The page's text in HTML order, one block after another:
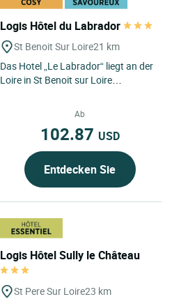
Logis Hôtel du Labrador
St Benoit Sur Loire21 km
Das Hotel „Le Labrador“ liegt an der
Loire in St Benoit sur Loire
Basilika aus dem 11.
Ab
102.87 USD
Entdecken Sie
Logis Hôtel Sully le Château
St Pere Sur Loire23 km